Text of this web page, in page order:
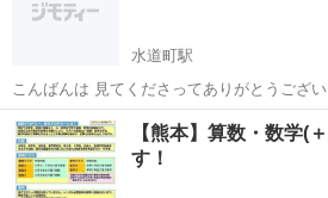
水道町駅
こんばんは 見てくださってありがとうございます 今週14(日)の
に1時間、サクラマチの未来会議にて中学生
みです 現在、私が受け持っている生徒様の参加予定ですが 「少し行っ
てみようかな？受験生...
熊本 熊本市 水道町駅 塾
【熊本】算数・数学(
す！